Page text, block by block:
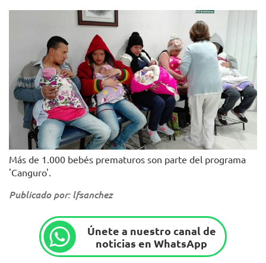
Más de 1.000 bebés prematuros son parte del programa
'Canguro'.
Publicado por: lfsanchez
Únete a nuestro canal de
noticias en WhatsApp